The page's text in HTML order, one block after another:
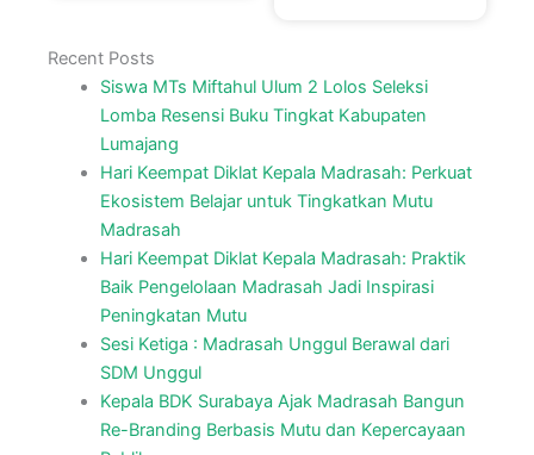
Recent Posts
Siswa MTs Miftahul Ulum 2 Lolos Seleksi
Lomba Resensi Buku Tingkat Kabupaten
Lumajang
Hari Keempat Diklat Kepala Madrasah: Perkuat
Ekosistem Belajar untuk Tingkatkan Mutu
Madrasah
Hari Keempat Diklat Kepala Madrasah: Praktik
Baik Pengelolaan Madrasah Jadi Inspirasi
Peningkatan Mutu
Sesi Ketiga : Madrasah Unggul Berawal dari
SDM Unggul
Kepala BDK Surabaya Ajak Madrasah Bangun
Re-Branding Berbasis Mutu dan Kepercayaan